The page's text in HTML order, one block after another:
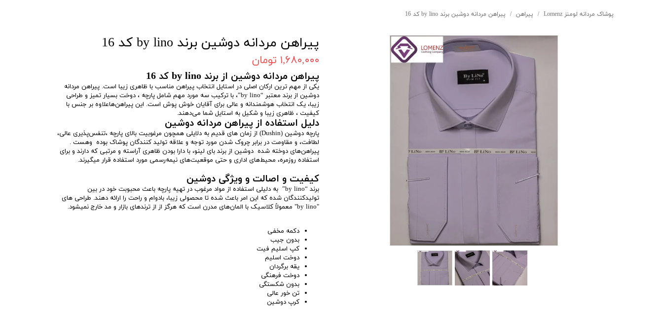
خروج از
حساب
کاربری
پوشاک مردانه لومنز Lomenz پیراهن پیراهن مردانه دوشین برند by lino کد 16
پیراهن مردانه دوشین برند by lino کد 16
۱,۶۸۰,۰۰۰ تومان
پیراهن مردانه دوشین از برند by lino کد 16
یکی از مهم ترین ارکان اصلی در استایل انتخاب پیراهن مناسب با ظاهری زیبا است. پیراهن مردانه
دوشین از برند معتبر “by lino”، با ترکیب سه مورد مهم شامل پارچه ، دوخت بسیار تمیز و طراحی
زیبا، یک انتخاب هوشمندانه و عالی برای آقایان خوش پوش است. این پیراهن‌هاعلاوه بر جنس با
کیفیت ، ظاهری زیبا و شکیل به استایل شما می‌دهند.
دلیل استفاده از پیراهن مردانه دوشین
پارچه دوشین (Dushin) از زمان های قدیم به دلایلی همچون مرغوبیت بالای پارچه ،تنفس‌پذیری عالی،
لطافت، و مقاومت در برابر چروک شدن مورد توجه و علاقه تولید کنندگان پوشاک بوده وهست .
پیراهن‌های دوخته شده دوشین از برند بای لینو، با دارا بودن ظاهری آراسته و مرتبی که دارند و برای
استفاده روزمره، محیط‌های اداری و حتی موقعیت‌های نیمه‌رسمی مورد استفاده قرار میگیرند.
کیفیت و اصالت و ویژگی دوشین
برند “by lino” به دلیلی استفاده از مواد مرغوب در تهیه پارچه باعث محبوبت خود در بین
تولیدکنندگان شده که این امر باعث شده تا محصولی زیبا، بادوام و راحت را ارائه دهند. طراحی های
"by lino" معمولاً کلاسیک با المان‌های مدرن است که هرگز از از ترندهای بازار و مد خارج نمیشود.
دکمه مخفی
بدون جیب
کپ اسلیم فیت
دوخت اسلیم
یقه برگردان
دوخت فرهنگی
بدون شکستگی
تن خور عالی
کرپ دوشین